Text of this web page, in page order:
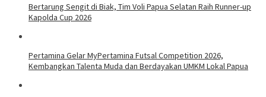
​Bertarung Sengit di Biak, Tim Voli Papua Selatan Raih Runner-up
Kapolda Cup 2026
Pertamina Gelar MyPertamina Futsal Competition 2026,
Kembangkan Talenta Muda dan Berdayakan UMKM Lokal Papua